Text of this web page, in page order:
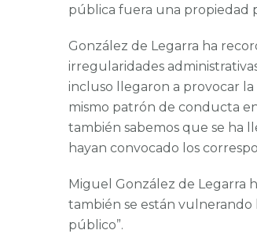
pública fuera una propiedad
González de Legarra ha
irregularidades
incluso llegaron a provocar la
mismo patrón de conducta
también sabemos que se ha
hayan convocado los
Miguel González de Legarra
también se están vulnerando
público”.